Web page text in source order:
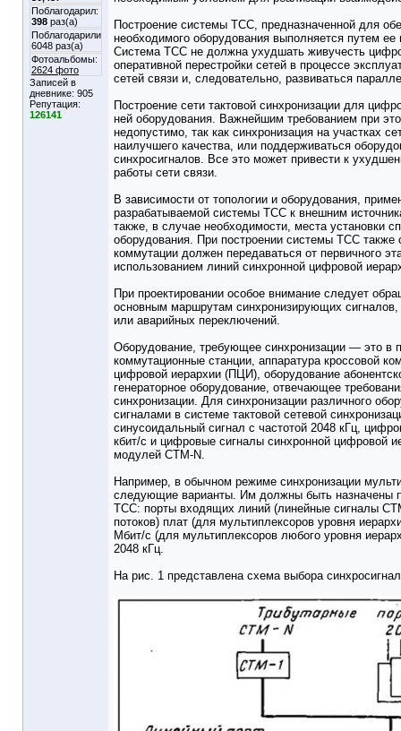
Поблагодарил:
398 раз(а)
Поблагодарили
6048 раз(а)
Фотоальбомы:
2624 фото
Записей в
дневнике: 905
Репутация:
126141
Построение системы ТСС, предназначенной для
необходимого оборудования выполняется путем
Система ТСС не должна ухудшать живучесть
оперативной перестройки сетей в процессе
сетей связи и, следовательно, развиваться
Построение сети тактовой синхронизации для
ней оборудования. Важнейшим требованием при
недопустимо, так как синхронизация на участках
наилучшего качества, или поддерживаться
синхросигналов. Все это может привести к
работы сети связи.
В зависимости от топологии и оборудования,
разрабатываемой системы ТСС к внешним
также, в случае необходимости, места установки
оборудования. При построении системы ТСС также
коммутации должен передаваться от первичного
использованием линий синхронной цифровой
При проектировании особое внимание следует
основным маршрутам синхронизирующих
или аварийных переключений.
Оборудование, требующее синхронизации — это в
коммутационные станции, аппаратура кроссовой
цифровой иерархии (ПЦИ), оборудование
генераторное оборудование, отвечающее
синхронизации. Для синхронизации различного
сигналами в системе тактовой сетевой
синусоидальный сигнал с частотой 2048 кГц,
кбит/с и цифровые сигналы синхронной цифровой
модулей CTM-N.
Например, в обычном режиме синхронизации
следующие варианты. Им должны быть назначены
ТСС: порты входящих линий (линейные сигналы
потоков) плат (для мультиплексоров уровня
Мбит/с (для мультиплексоров любого уровня
2048 кГц.
На рис. 1 представлена схема выбора